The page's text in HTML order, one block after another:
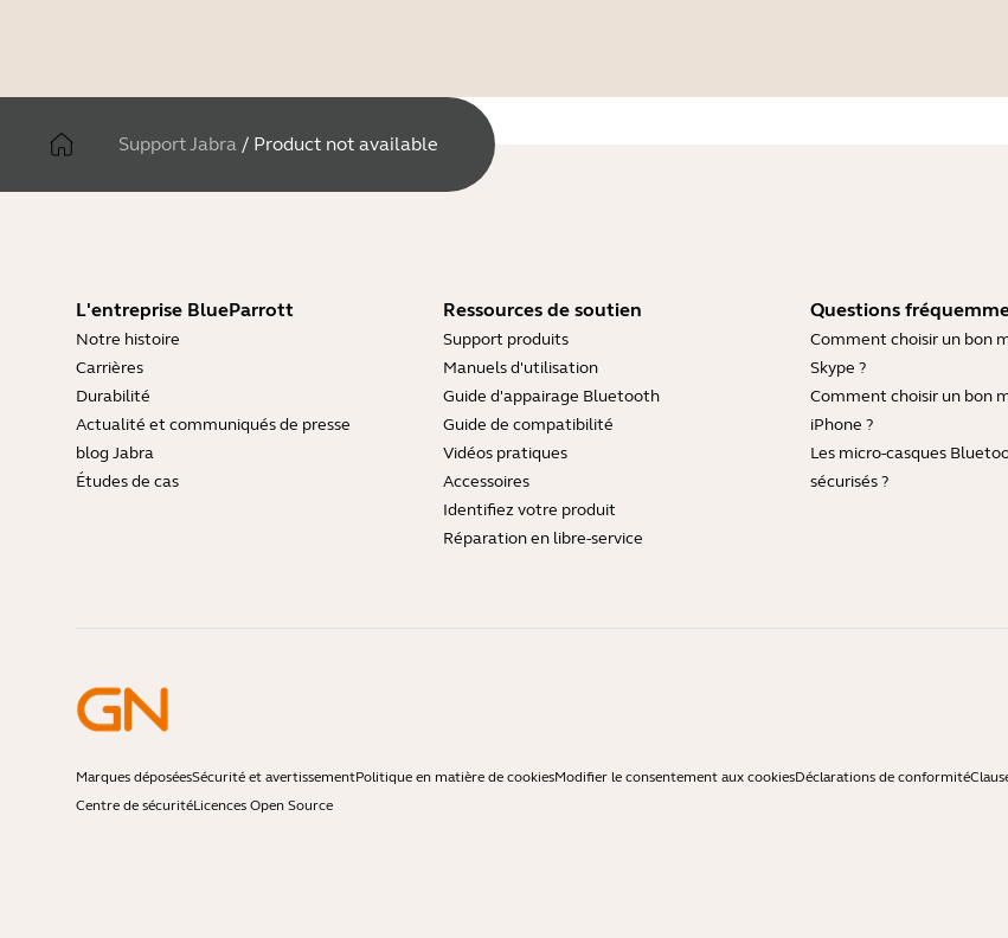
Support Jabra / Product not available
L'entreprise BlueParrott
Notre histoire
Carrières
Durabilité
Actualité et communiqués de presse
blog Jabra
Études de cas
Ressources de soutien
Support produits
Manuels d'utilisation
Guide d'appairage Bluetooth
Guide de compatibilité
Vidéos pratiques
Accessoires
Identifiez votre produit
Réparation en libre-service
Questions
Comment choisir un bon
Skype ?
Comment choisir un bon
iPhone ?
Les micro-casques
sécurisés ?
Marques déposéesSécurité et avertissementPolitique en matière de cookiesModifier le consentement aux cookiesDéclarations de conformité
Centre de sécuritéLicences Open Source